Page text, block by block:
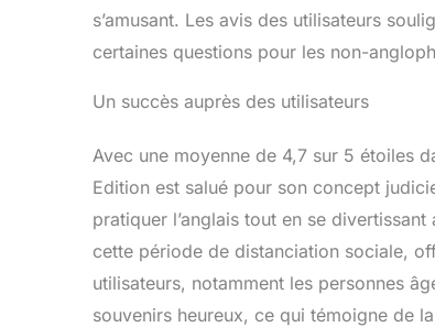
s’amusant. Les avis des utilisateurs
certaines questions pour les non-
Un succès auprès des utilisateurs
Avec une moyenne de 4,7 sur 5 étoiles
Edition est salué pour son concept
pratiquer l’anglais tout en se
cette période de distanciation sociale,
utilisateurs, notamment les personnes
souvenirs heureux, ce qui témoigne de